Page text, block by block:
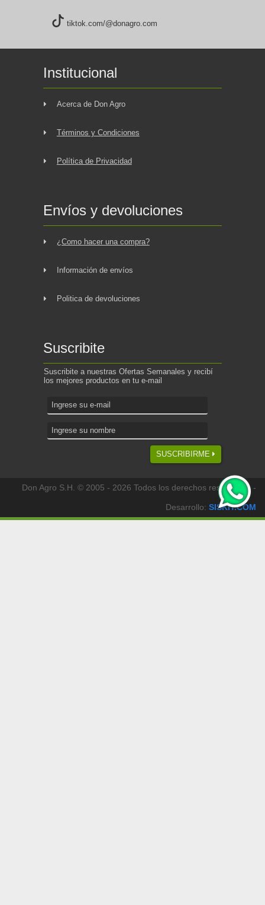
tiktok.com/@donagro.com
Institucional
Acerca de Don Agro
Términos y Condiciones
Política de Privacidad
Envíos y devoluciones
¿Como hacer una compra?
Información de envíos
Politica de devoluciones
Suscribite
Suscribite a nuestras Ofertas Semanales y recibí
los mejores productos en tu e-mail
SUSCRIBIRME
Don Agro S.H. © 2005 - 2026 Todos los derechos reservados -
Desarrollo: SISKIT.COM